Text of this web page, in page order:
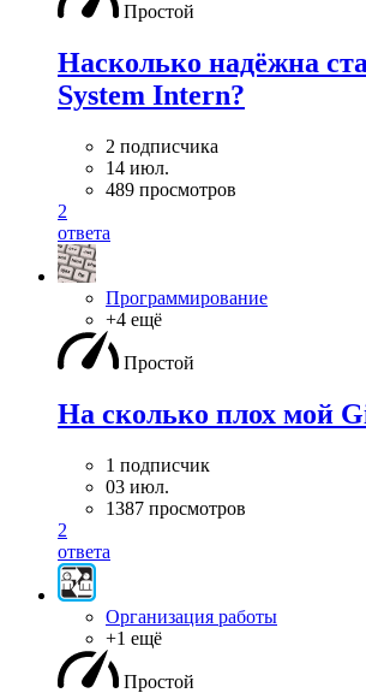
Простой
Насколько надёжна
System Intern?
2 подписчика
14 июл.
489 просмотров
2
ответа
Программирование
+4 ещё
Простой
На сколько плох мой
1 подписчик
03 июл.
1387 просмотров
2
ответа
Организация работы
+1 ещё
Простой